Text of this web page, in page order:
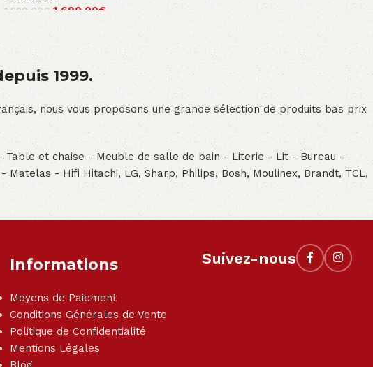
1,890.00€ 1,690.00€
1999.
nous vous proposons une grande sélection de produits bas prix
et chaise - Meuble de salle de bain - Literie - Lit - Bureau -
- Hifi Hitachi, LG, Sharp, Philips, Bosh, Moulinex, Brandt, TCL,
Informations
Moyens de Paiement
Conditions Générales de Vente
Politique de Confidentialité
Mentions Légales
Suivez-nous